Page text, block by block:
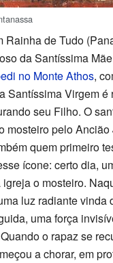
Rainha de Tudo
da Santíssima
no Monte Athos,
Santíssima Virgem é
seu Filho. O
mosteiro pelo
quem primeiro
ícone: certo dia,
o mosteiro.
luz radiante vinda
uma força
o rapaz se
a chorar, em